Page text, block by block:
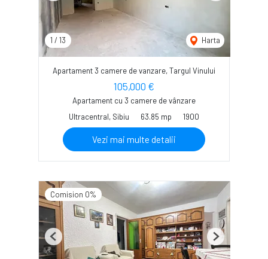
1 / 13 Harta
Apartament 3 camere de vanzare, Targul Vinului
105,000 €
Apartament cu 3 camere de vânzare
Ultracentral, Sibiu
63.85 mp 1900
Vezi mai multe detalii
Comision 0%
Previous Next